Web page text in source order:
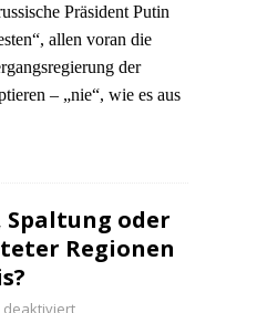
Präsident Putin
allen voran die
der
– „nie“, wie es aus
oder
Regionen
deaktiviert